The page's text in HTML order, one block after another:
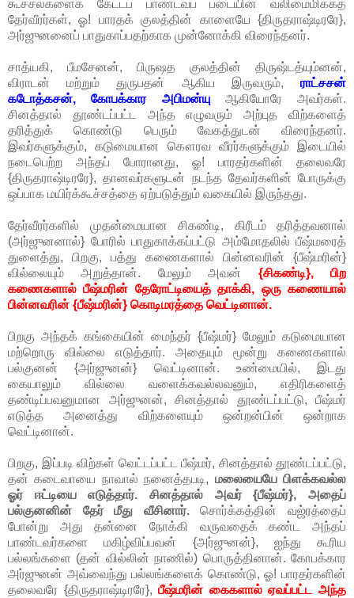
கூச்சல்களைக் கேட்டப் பாண்டவப் படையின் வலிமைமிக்கத்
தேர்வீரர்கள், ஓ! பாரதக் குலத்தின் காளையே {திருதராஷ்டிரரே},
அர்ஜுனனைப் பாதுகாப்பதற்காக முன்னோக்கி விரைந்தனர்.
சாத்யகி, பீமசேனன், பிருஷத குலத்தின் திருஷ்டத்யும்னன்,
விராடன் மற்றும் துருபதன் ஆகிய இருவரும், ராட்சசன்
கடோத்கசன், கோபக்கார அபிமன்யு ஆகியோரே அவர்கள்.
சினத்தால் தூண்டப்பட்ட அந்த எழுவரும் அற்புத விற்களைத்
தரித்துக் கொண்டு பெரும் வேகத்துடன் விரைந்தனர்.
இவர்களுக்கும், கடுமையான கௌரவ வீரர்களுக்கும் இடையில்
நடைபெற்ற அந்தப் போரானது, ஓ! பாரதர்களின் தலைவரே
{திருதராஷ்டிரரே}, தானவர்களுடன் நடந்த தேவர்களின் போருக்கு
ஒப்பாக மயிர்க்கூச்சத்தை ஏற்படுத்தும் வகையில் இருந்தது.
தேர்வீரர்களில் முதன்மையான சிகண்டி, கிரீடம் தரித்தவனால்
(அர்ஜுனனால்} போரில் பாதுகாக்கப்பட்டு அம்மோதலில் பீஷ்மரைத்
துளைத்து, பிறகு, பத்து கணைகளால் பின்னவரின் {பீஷ்மரின்}
வில்லையும் அறுத்தான். மேலும் அவன் {சிகண்டி}, பிற
கணைகளால் பீஷ்மரின் தேரோட்டியைத் தாக்கி, ஒரு கணையால்
பின்னவரின் {பீஷ்மரின்} கொடிமரத்தை வெட்டினான்.
பிறகு அந்தக் கங்கையின் மைந்தர் {பீஷ்மர்} மேலும் கடுமையான
மற்றொரு வில்லை எடுத்தார். அதையும் மூன்று கணைகளால்
பல்குனன் {அர்ஜுனன்} வெட்டினான். உண்மையில், இடது
கையாலும் வில்லை வளைக்கவல்லவனும், எதிரிகளைத்
தண்டிப்பவனுமான அர்ஜுனன், சினத்தால் தூண்டப்பட்டு, பீஷ்மர்
எடுத்த அனைத்து விற்களையும் ஒன்றன்பின் ஒன்றாக
வெட்டினான்.
பிறகு, இப்படி விற்கள் வெட்டப்பட்ட பீஷ்மர், சினத்தால் தூண்டப்பட்டு,
தன் கடைவாயை நாவால் நனைத்தபடி, மலையையே பிளக்கவல்ல
ஓர் ஈட்டியை எடுத்தார். சினத்தால் அவர் {பீஷ்மர்}, அதைப்
பல்குனனின் தேர் மீது வீசினார்.சொர்க்கத்தின் வஜ்ரத்தைப்
போன்று அது தன்னை நோக்கி வருவதைக் கண்ட அந்தப்
பாண்டவர்களை மகிழ்விப்பவன் {அர்ஜுனன்}, ஐந்து கூரிய
பல்லங்களை (தன் வில்லின் நாணில்) பொருத்தினான். கோபக்கார
அர்ஜுனன் அவ்வைந்து பல்லங்களைக் கொண்டு, ஓ! பாரதர்களின்
தலைவரே {திருதராஷ்டிரரே},பீஷ்மரின் கைகளால் ஏவப்பட்ட அந்த